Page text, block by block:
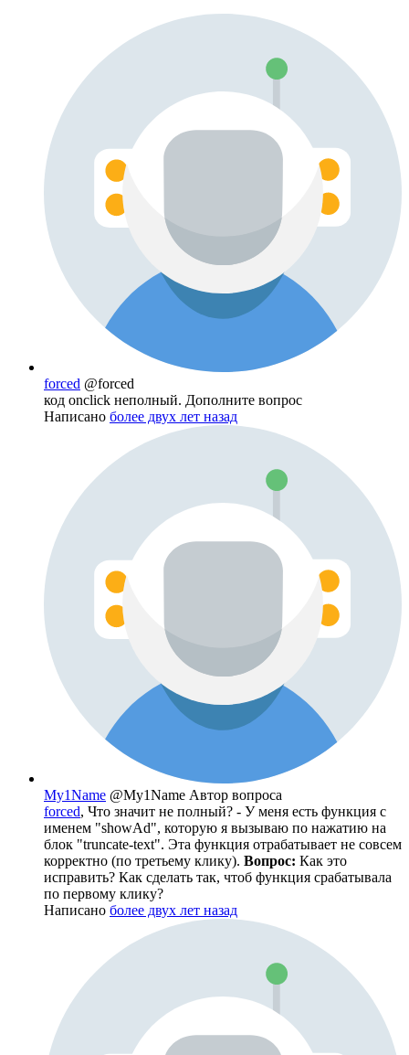
forced @forced
код onclick неполный. Дополните вопрос
Написано более двух лет назад
My1Name @My1Name Автор вопроса
forced, Что значит не полный? - У меня есть функция с
именем "showAd", которую я вызываю по нажатию на
блок "truncate-text". Эта функция отрабатывает не совсем
корректно (по третьему клику). Вопрос: Как это
исправить? Как сделать так, чтоб функция срабатывала
по первому клику?
Написано более двух лет назад